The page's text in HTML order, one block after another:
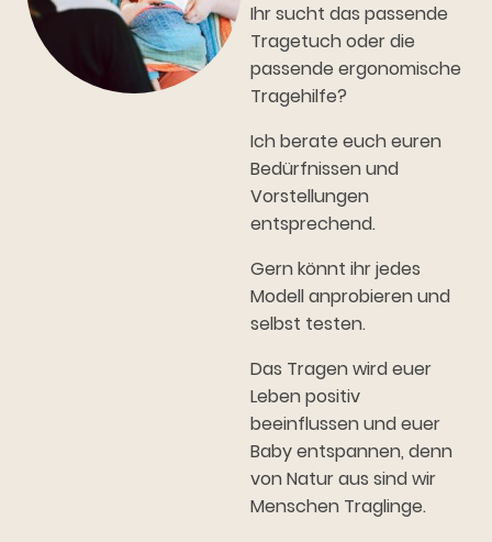
Ihr sucht das passende
Tragetuch oder die
passende ergonomische
Tragehilfe?
Ich berate euch euren
Bedürfnissen und
Vorstellungen
entsprechend.
Gern könnt ihr jedes
Modell anprobieren und
selbst testen.
Das Tragen wird euer
Leben positiv
beeinflussen und euer
Baby entspannen, denn
von Natur aus sind wir
Menschen Traglinge.